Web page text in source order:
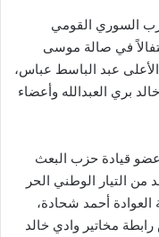
السوري القومي
في صالة موسى
عبد الباسط عباس،
بري العبدالله وأعضاء
قيادة حزب البعث
من التيار الوطني الحر
أحمد شحادة،
مخاتير وادي خالد